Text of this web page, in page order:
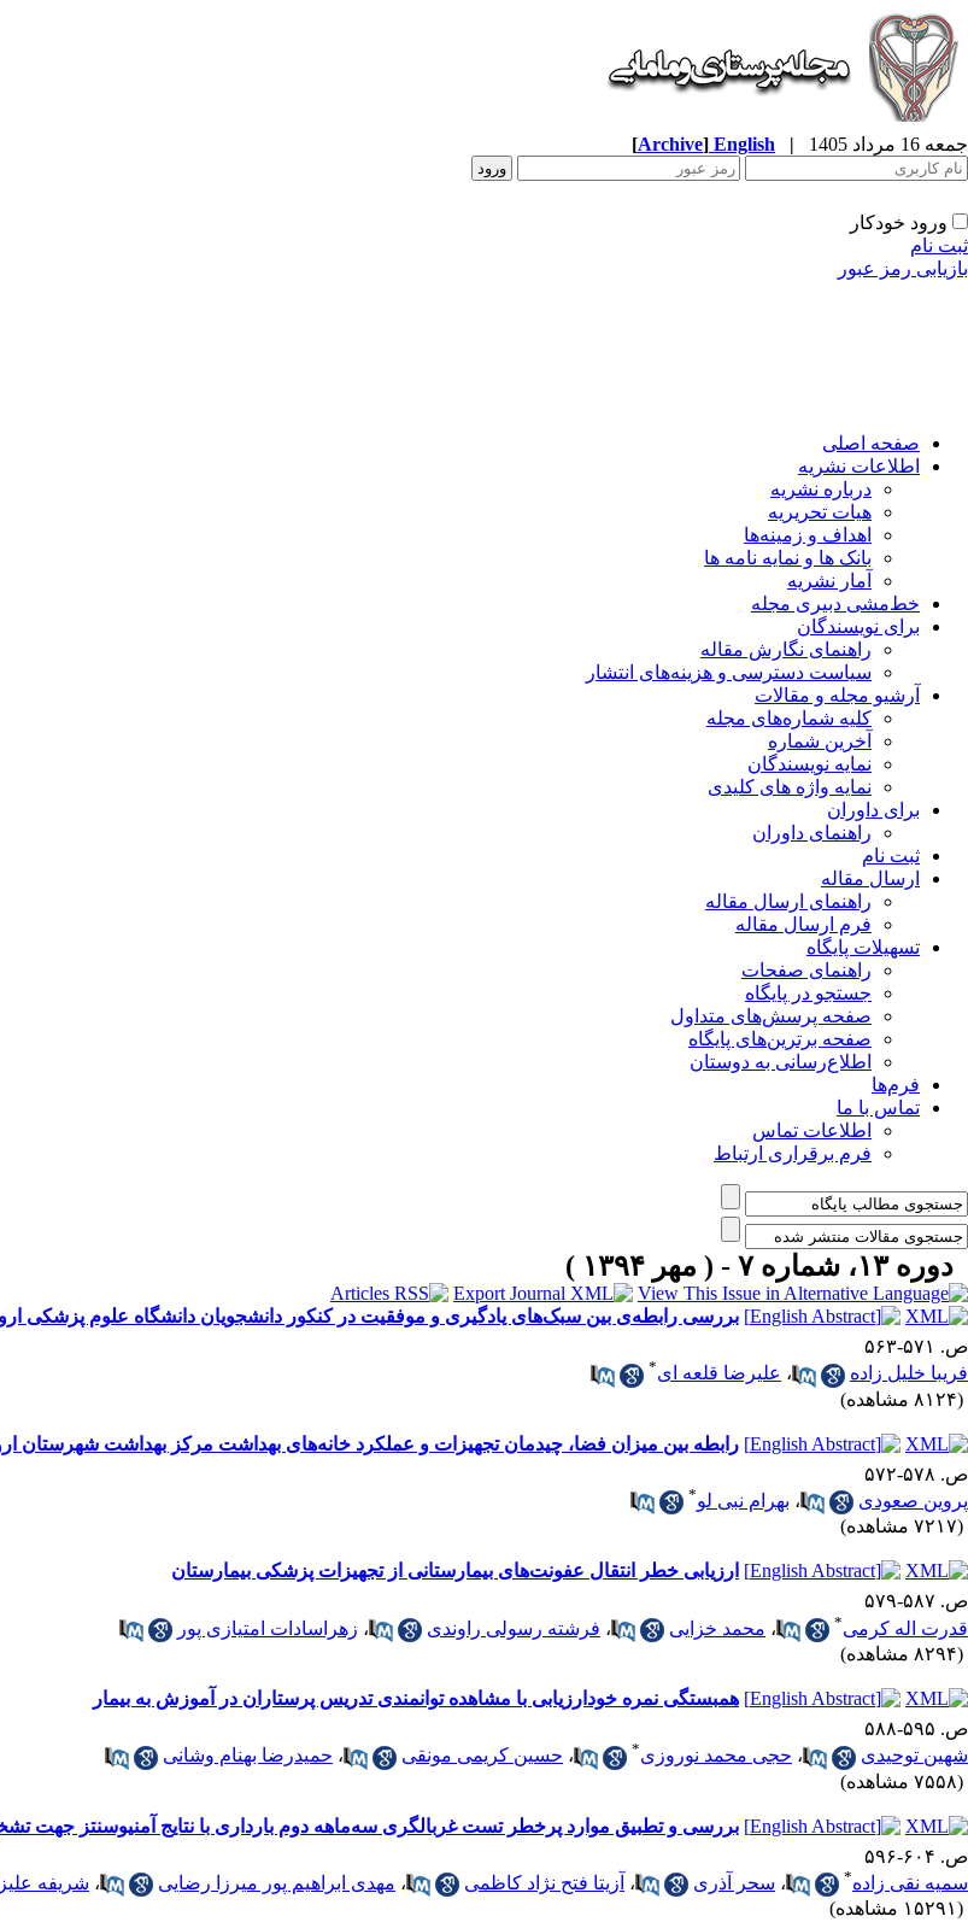
جمعه 16 مرداد 1405 |
English
[Archive]
ورود خودکار
ثبت نام
بازیابی رمز عبور
صفحه اصلی
اطلاعات نشریه
درباره نشریه
هیات تحریریه
اهداف و زمینه‌ها
بانک ها و نمایه نامه ها
آمار نشریه
خط‌مشی دبیری مجله
برای نویسندگان
راهنمای نگارش مقاله
سیاست دسترسی و هزینه‌های انتشار
آرشیو مجله و مقالات
کلیه شماره‌های مجله
آخرین شماره
نمایه نویسندگان
نمایه واژه های کلیدی
برای داوران
راهنمای داوران
ثبت نام
ارسال مقاله
راهنمای ارسال مقاله
فرم ارسال مقاله
تسهیلات پایگاه
راهنمای صفحات
جستجو در پایگاه
صفحه پرسش‌های متداول
صفحه برترین‌های پایگاه
اطلاع‌رسانی به دوستان
فرم‌ها
تماس با ما
اطلاعات تماس
فرم برقراری ارتباط
دوره ۱۳، شماره ۷ - ( مهر ۱۳۹۴ )
بررسی رابطه‌ی بین سبک‌های یادگیری و موفقیت در کنکور دانشجویان دانشگاه علوم پزشکی
ص. ۵۷۱-۵۶۳
فریبا خلیل زاده
، علیرضا قلعه ای*
(۸۱۲۴ مشاهده)
رابطه بین میزان فضا، چیدمان تجهیزات و عملکرد خانه‌های بهداشت مرکز بهداشت شهرستان
ص. ۵۷۸-۵۷۲
پروین صعودی
، بهرام نبی لو*
(۷۲۱۷ مشاهده)
ارزیابی خطر انتقال عفونت‌های بیمارستانی از تجهیزات پزشکی بیمارستان
ص. ۵۸۷-۵۷۹
قدرت اله کرمی* ، محمد خزایی ، فرشته رسولی راوندی ، زهراسادات امتیازی پور
(۸۲۹۴ مشاهده)
همبستگی نمره خودارزیابی با مشاهده توانمندی تدریس پرستاران در آموزش به بیمار
ص. ۵۹۵-۵۸۸
شهین توحیدی
، حجی محمد نوروزی* ، حسین کریمی مونقی ، حمیدرضا بهنام وشانی
(۷۵۵۸ مشاهده)
بررسی و تطبیق موارد پرخطر تست غربالگری سه‌ماهه دوم بارداری با نتایج آمنیوسنتز جهت
ص. ۶۰۴-۵۹۶
سمیه نقی زاده* ، سحر آذری ، آزیتا فتح نژاد کاظمی ، مهدی ابراهیم پور میرزا رضایی ، شریفه
(۱۵۲۹۱ مشاهده)